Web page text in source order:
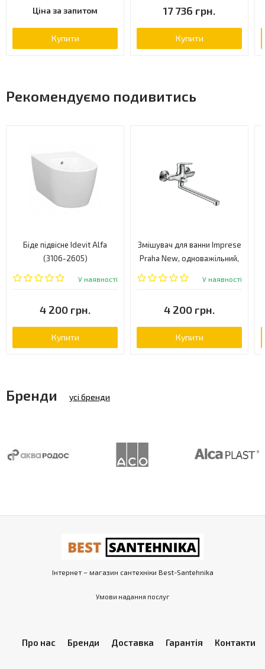
Ціна за запитом
Купити
17 736 грн.
Купити
Рекомендуємо подивитись
Біде підвісне Idevit Alfa
(3106-2605)
У наявності
4 200 грн.
Купити
Змішувач для ванни Imprese
Praha New, одноважільний,
хром (35030 NEW)
У наявності
4 200 грн.
Купити
Бренди усі бренди
Інтернет – магазин сантехніки Best-Santehnika
Умови надання послуг
Про нас Бренди Доставка Гарантія Контакти